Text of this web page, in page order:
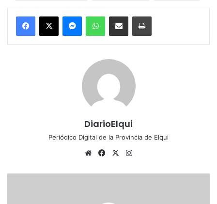
DiarioElqui
Periódico Digital de la Provincia de Elqui
Siti
we
Fa
bo
X
ra